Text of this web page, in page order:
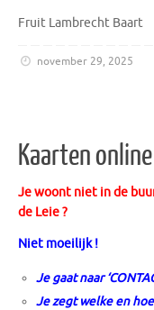
Fruit Lambrecht Baart
november 29, 2025
Kaarten
Je woont niet in de
de Leie ?
Niet moeilijk !
Je gaat naar
Je zegt welke en